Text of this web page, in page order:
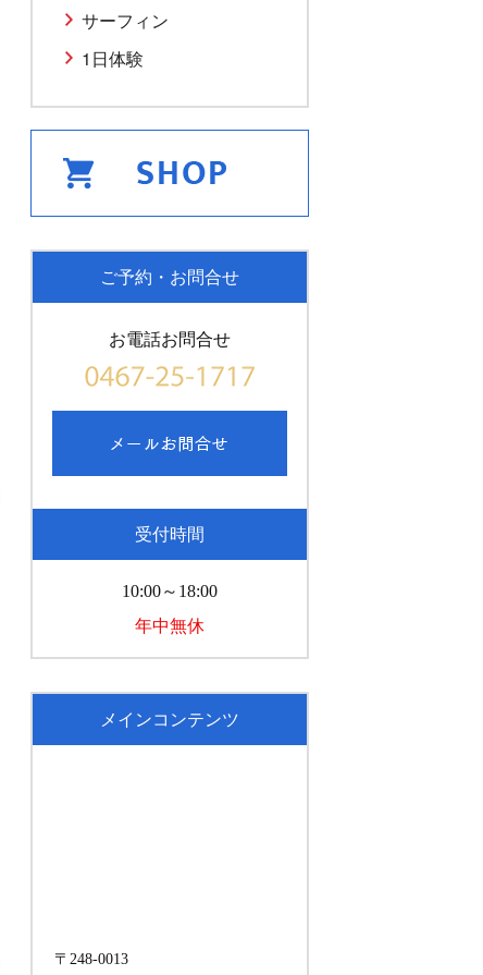
サーフィン
1日体験
ご予約・お問合せ
お電話お問合せ
受付時間
10:00～18:00
年中無休
メインコンテンツ
〒248-0013